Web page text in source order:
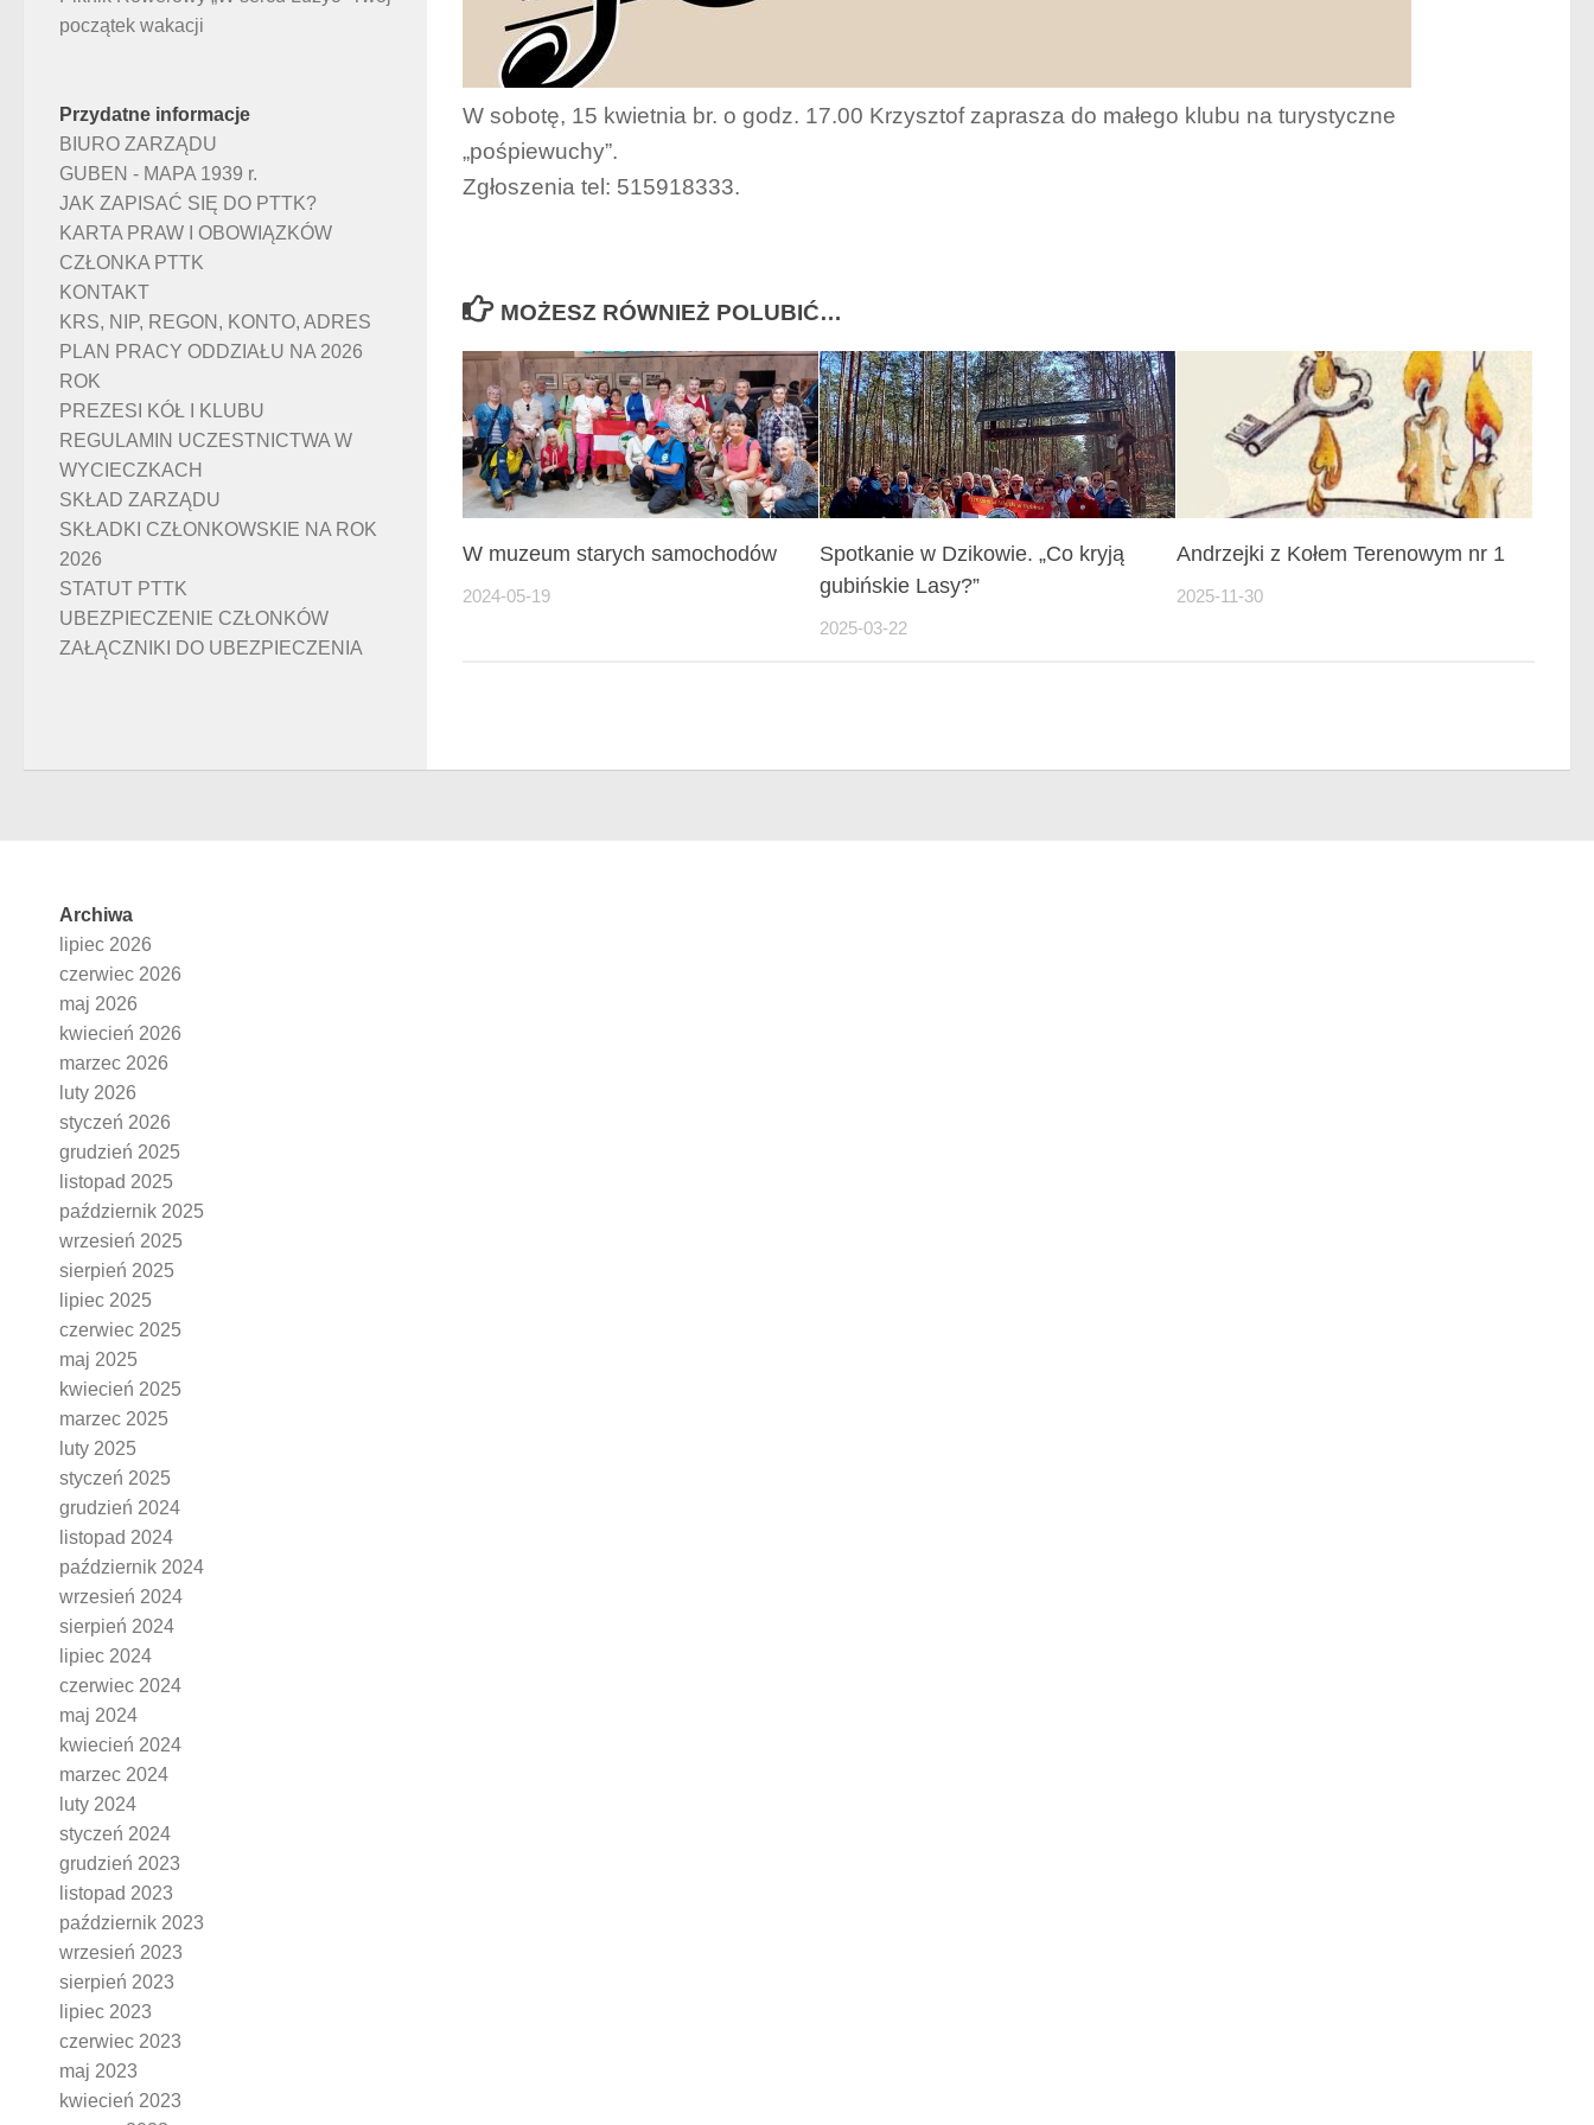
W sobotę, 15 kwietnia br. o godz. 17.00 Krzysztof zaprasza do małego klubu na turystyczne
„pośpiewuchy”.
Zgłoszenia tel: 515918333.
MOŻESZ RÓWNIEŻ POLUBIĆ…
W muzeum starych samochodów
2024-05-19
Spotkanie w Dzikowie. „Co kryją
gubińskie Lasy?”
2025-03-22
Andrzejki z Kołem Terenowym nr 1
2025-11-30
początek wakacji
Przydatne informacje
BIURO ZARZĄDU
GUBEN - MAPA 1939 r.
JAK ZAPISAĆ SIĘ DO PTTK?
KARTA PRAW I OBOWIĄZKÓW
CZŁONKA PTTK
KONTAKT
KRS, NIP, REGON, KONTO, ADRES
PLAN PRACY ODDZIAŁU NA 2026
ROK
PREZESI KÓŁ I KLUBU
REGULAMIN UCZESTNICTWA W
WYCIECZKACH
SKŁAD ZARZĄDU
SKŁADKI CZŁONKOWSKIE NA ROK
2026
STATUT PTTK
UBEZPIECZENIE CZŁONKÓW
ZAŁĄCZNIKI DO UBEZPIECZENIA
Archiwa
lipiec 2026
czerwiec 2026
maj 2026
kwiecień 2026
marzec 2026
luty 2026
styczeń 2026
grudzień 2025
listopad 2025
październik 2025
wrzesień 2025
sierpień 2025
lipiec 2025
czerwiec 2025
maj 2025
kwiecień 2025
marzec 2025
luty 2025
styczeń 2025
grudzień 2024
listopad 2024
październik 2024
wrzesień 2024
sierpień 2024
lipiec 2024
czerwiec 2024
maj 2024
kwiecień 2024
marzec 2024
luty 2024
styczeń 2024
grudzień 2023
listopad 2023
październik 2023
wrzesień 2023
sierpień 2023
lipiec 2023
czerwiec 2023
maj 2023
kwiecień 2023